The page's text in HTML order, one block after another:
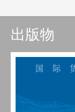
出版物